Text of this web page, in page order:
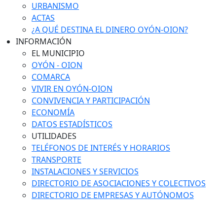
URBANISMO
ACTAS
¿A QUÉ DESTINA EL DINERO OYÓN-OION?
INFORMACIÓN
EL MUNICIPIO
OYÓN - OION
COMARCA
VIVIR EN OYÓN-OION
CONVIVENCIA Y PARTICIPACIÓN
ECONOMÍA
DATOS ESTADÍSTICOS
UTILIDADES
TELÉFONOS DE INTERÉS Y HORARIOS
TRANSPORTE
INSTALACIONES Y SERVICIOS
DIRECTORIO DE ASOCIACIONES Y COLECTIVOS
DIRECTORIO DE EMPRESAS Y AUTÓNOMOS